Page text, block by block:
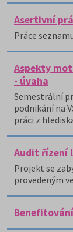
Asertivní
Práce
Aspekty
- úvaha
Semestrální
podnikání na
práci z
Audit řízení
Projekt se
provedeným